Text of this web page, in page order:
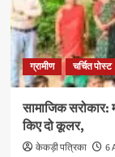
ग्रामीण चर्चित पोस्ट
सामाजिक सरोकार:
किए दो कूलर,
केकड़ी पत्रिका 6